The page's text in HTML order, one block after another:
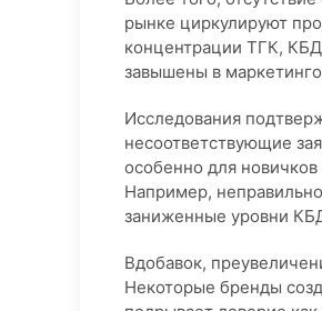
рынке циркулируют
концентрации ТГК,
завышены в
Исследования
несоответствующие
особенно для
Например,
заниженные уровни
Вдобавок,
Некоторые бренды